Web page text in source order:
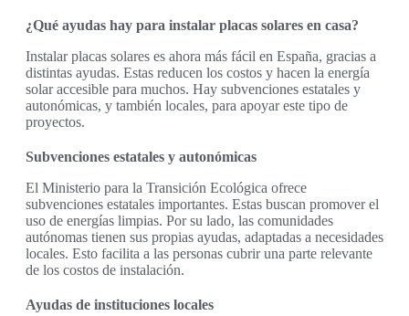
¿Qué ayudas hay para instalar placas solares en casa?
Instalar placas solares es ahora más fácil en España, gracias a
distintas ayudas. Estas reducen los costos y hacen la energía
solar accesible para muchos. Hay subvenciones estatales y
autonómicas, y también locales, para apoyar este tipo de
proyectos.
Subvenciones estatales y autonómicas
El Ministerio para la Transición Ecológica ofrece
subvenciones estatales importantes. Estas buscan promover el
uso de energías limpias. Por su lado, las comunidades
autónomas tienen sus propias ayudas, adaptadas a necesidades
locales. Esto facilita a las personas cubrir una parte relevante
de los costos de instalación.
Ayudas de instituciones locales